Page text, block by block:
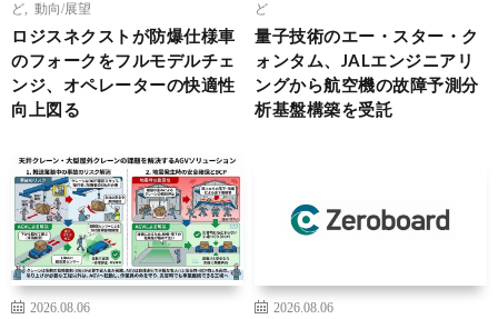
ど
動向/展望
ロジスネクストが防爆仕様車
のフォークをフルモデルチェ
ンジ、オペレーターの快適性
向上図る
ど
量子技術のエー・スター・ク
ォンタム、JALエンジニアリ
ングから航空機の故障予測分
析基盤構築を受託
2026.08.06
2026.08.06